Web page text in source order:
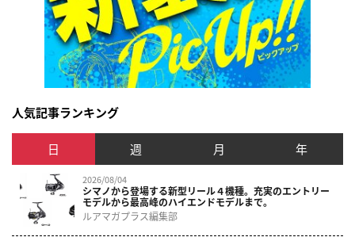
人気記事ランキング
日 週 月 年
2026/08/04
シマノから登場する新型リール４機種。充実のエントリー
モデルから最高峰のハイエンドモデルまで。
ルアマガプラス編集部